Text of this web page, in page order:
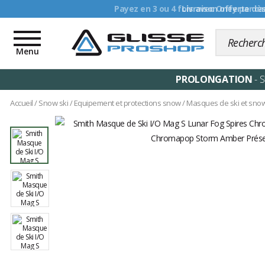
Livraison offerte
Toggle
navigation
Menu
PROLONGATION-
Accueil/Snow ski/Equipement et protections snow/Masques de ski et